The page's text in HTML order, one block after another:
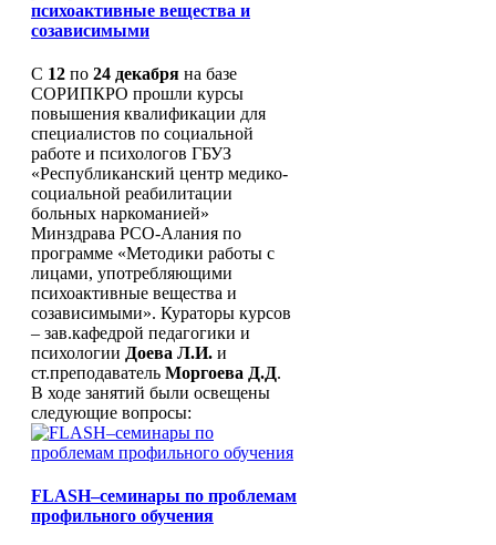
Деятельность
переподготовка
Издательская деятельность
Научно-методическая
деятельность
Концепция
Предметные
развития
образования
Проекты
Региональные механизмы
управления качеством
психоактивные вещества и
созависимыми
С 12 по 24 декабря на базе
СОРИПКРО прошли курсы
повышения квалификации для
специалистов по социальной
работе и психологов ГБУЗ
«Республиканский центр медико-
социальной реабилитации
больных наркоманией»
Минздрава РСО-Алания по
программе «Методики работы с
лицами, употребляющими
психоактивные вещества и
созависимыми». Кураторы курсов
– зав.кафедрой педагогики и
психологии Доева Л.И. и
ст.преподаватель Моргоева Д.Д.
В ходе занятий были освещены
следующие вопросы:
FLASH–семинары по проблемам
профильного обучения